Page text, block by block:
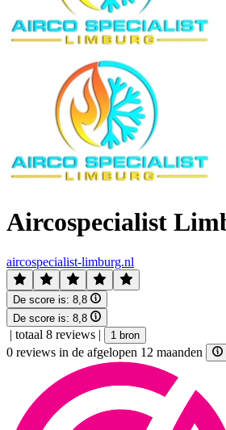
Aircospecialist
aircospecialist-limburg.nl
De score is: 8,8
De score is: 8,8
| totaal 8 reviews | 1 bron
0 reviews in de afgelopen 12 maanden